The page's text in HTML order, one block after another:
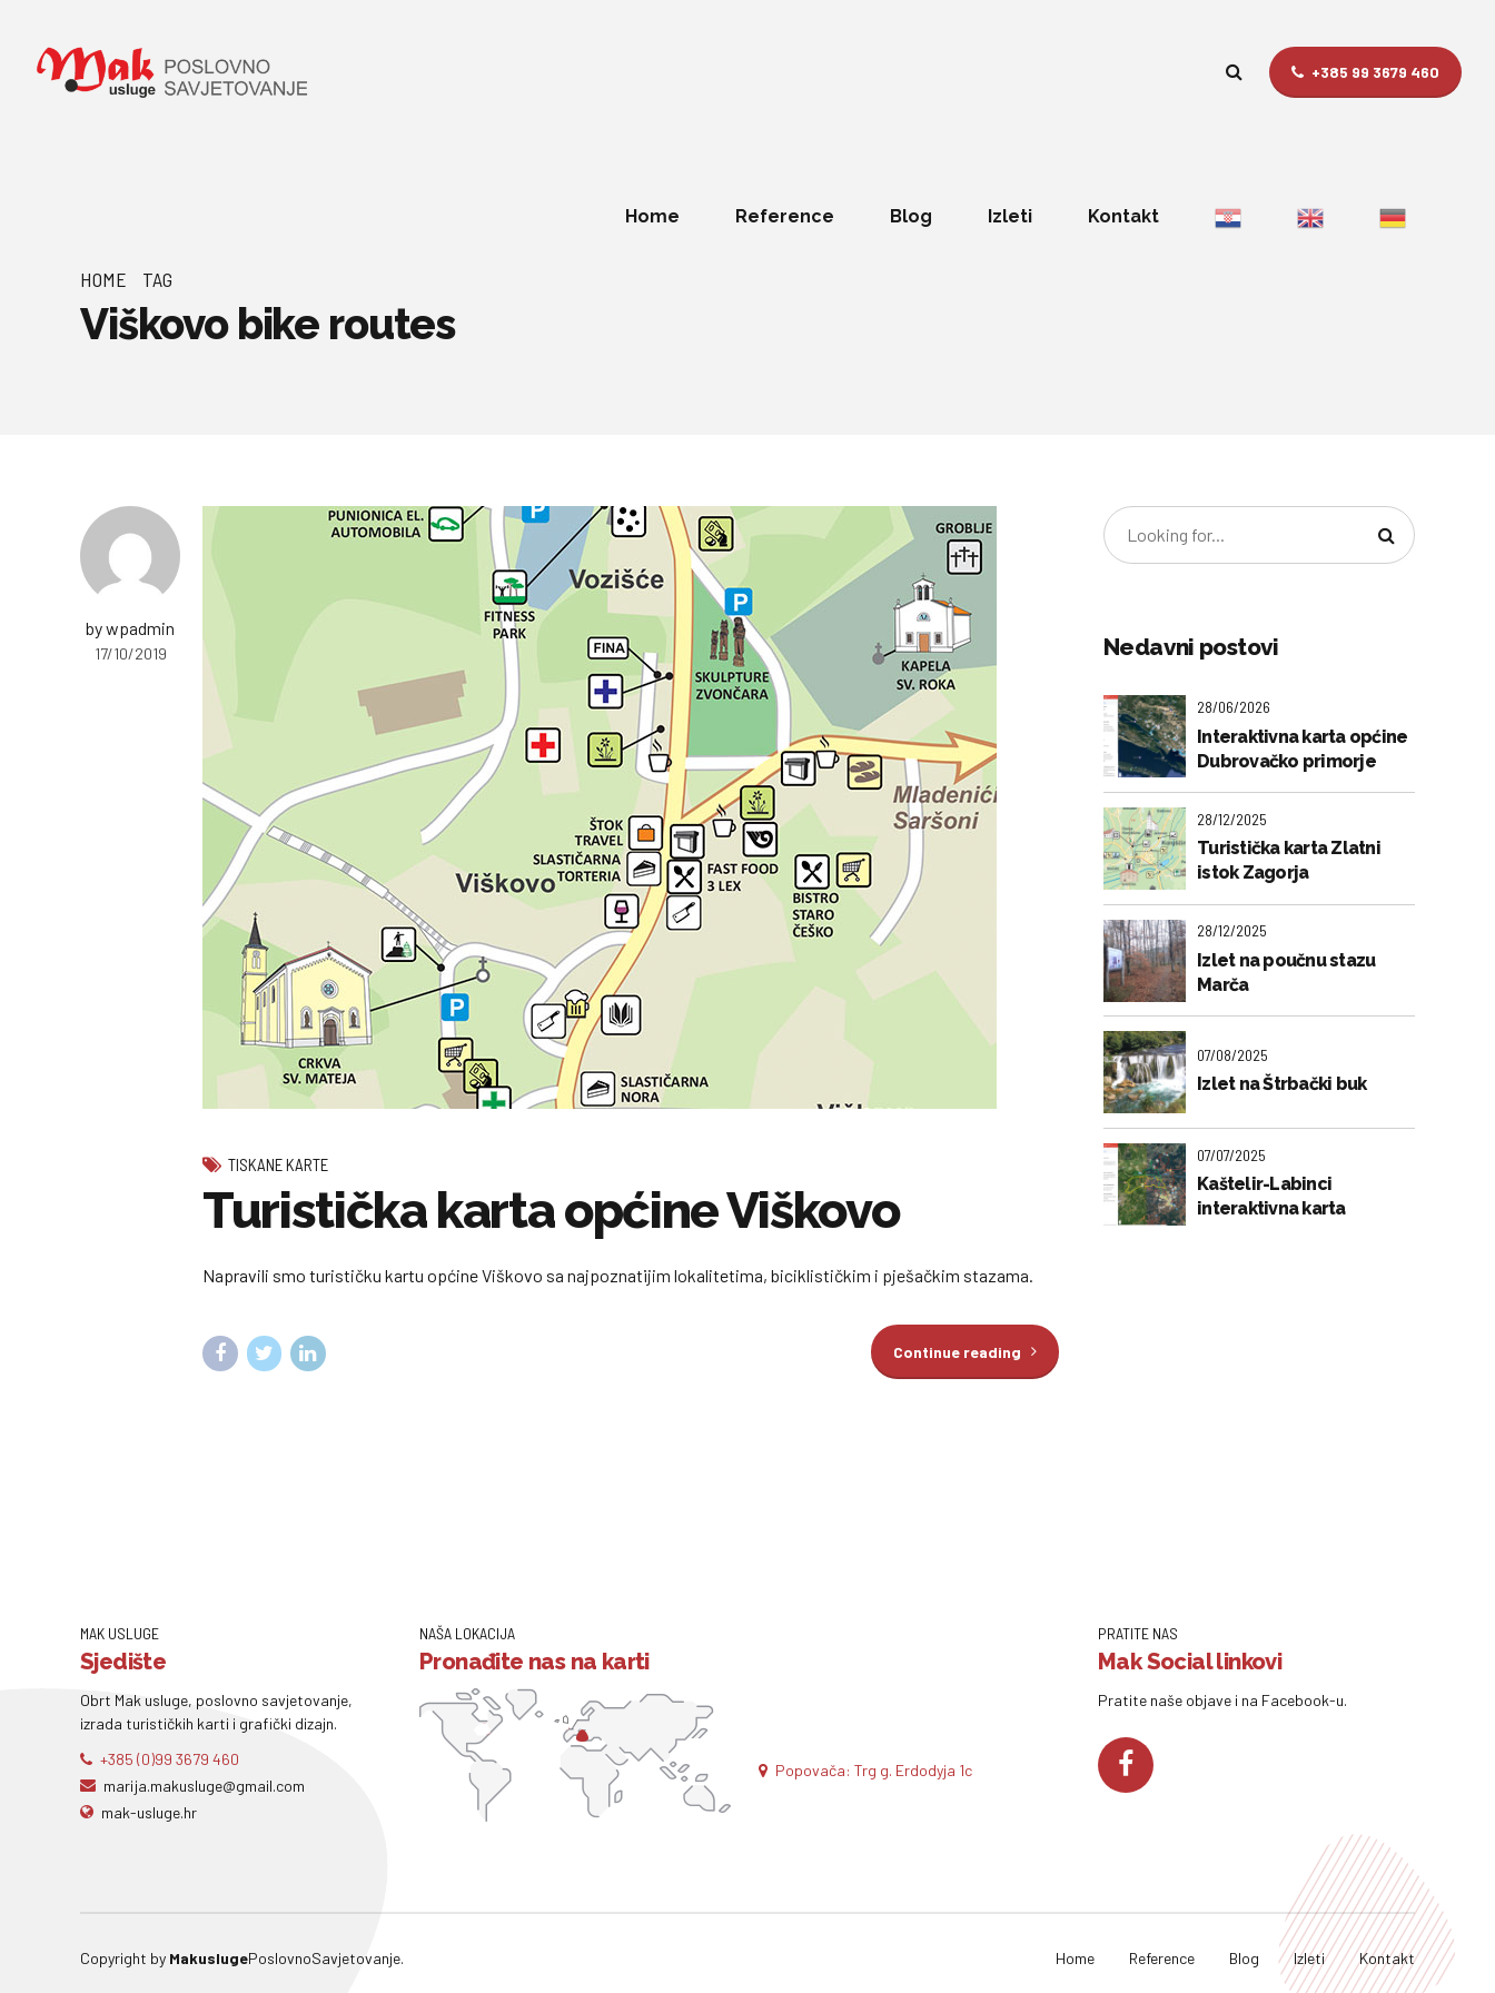
+385 99 3679 460
Home Reference Blog Izleti Kontakt
HOME TAG
Viškovo bike routes
by wpadmin
17/10/2019
TISKANE KARTE
Turistička karta općine Viškovo
Napravili smo turističku kartu općine Viškovo sa najpoznatijim lokalitetima, biciklističkim i pješačkim stazama.
Continue reading
Nedavni postovi
28/06/2026
Interaktivna karta općine
Dubrovačko primorje
28/12/2025
Turistička karta Zlatni
istok Zagorja
28/12/2025
Izlet na poučnu stazu
Marča
07/08/2025
Izlet na Štrbački buk
07/07/2025
Kaštelir-Labinci
interaktivna karta
MAK USLUGE
Sjedište
Obrt Mak usluge, poslovno savjetovanje,
izrada turističkih karti i grafički dizajn.
+385 (0)99 3679 460
marija.makusluge@gmail.com
mak-usluge.hr
NAŠA LOKACIJA
Pronađite nas na karti
Popovača: Trg g. Erdodyja 1c
PRATITE NAS
Mak Social linkovi
Pratite naše objave i na Facebook-u.
Copyright by MakuslugePoslovnoSavjetovanje. Home Reference Blog Izleti Kontakt